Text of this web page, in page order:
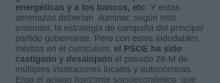
energéticas y a los bancos, etc. Y estas
amenazas deberían iluminar, según este
entender, la estrategia de campaña del principal
partido gobernante. Pero con estos indudables
méritos en el curriculum, el PSOE ha sido
castigado y desalojado el pasado 28-M de
múltiples instituciones locales y autonómicas.
Ergo el aciago horizonte socioeconómico que